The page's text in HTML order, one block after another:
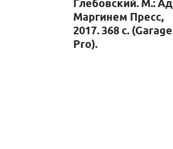
Глебовский. М.: Ад
Маргинем Пресс,
2017. 368 с. (Garage
Pro).